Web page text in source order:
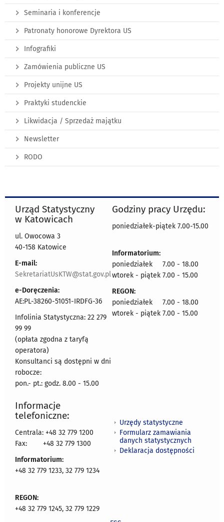
Seminaria i konferencje
Patronaty honorowe Dyrektora US
Infografiki
Zamówienia publiczne US
Projekty unijne US
Praktyki studenckie
Likwidacja / Sprzedaż majątku
Newsletter
RODO
Urząd Statystyczny
w Katowicach
ul. Owocowa 3
40-158 Katowice
E-mail:
SekretariatUsKTW@stat.gov.pl
e-Doręczenia:
AE:PL-38260-51051-IRDFG-36
Infolinia Statystyczna: 22 279
99 99
(opłata zgodna z taryfą
operatora)
Konsultanci są dostępni w dni
robocze:
pon.- pt.: godz. 8.00 - 15.00
Godziny pracy Urzędu:
poniedziałek-piątek 7.00-15.00
Informatorium:
poniedziałek 7.00 - 18.00
wtorek - piątek 7.00 - 15.00
REGON:
poniedziałek 7.00 - 18.00
wtorek - piątek 7.00 - 15.00
Informacje
telefoniczne:
Centrala: +48 32 779 1200
Fax:
+48 32 779 1300
Informatorium:
+48 32 779 1233, 32 779 1234
REGON:
+48 32 779 1245, 32 779 1229
Urzędy statystyczne
Formularz zamawiania
danych statystycznych
Deklaracja dostępności